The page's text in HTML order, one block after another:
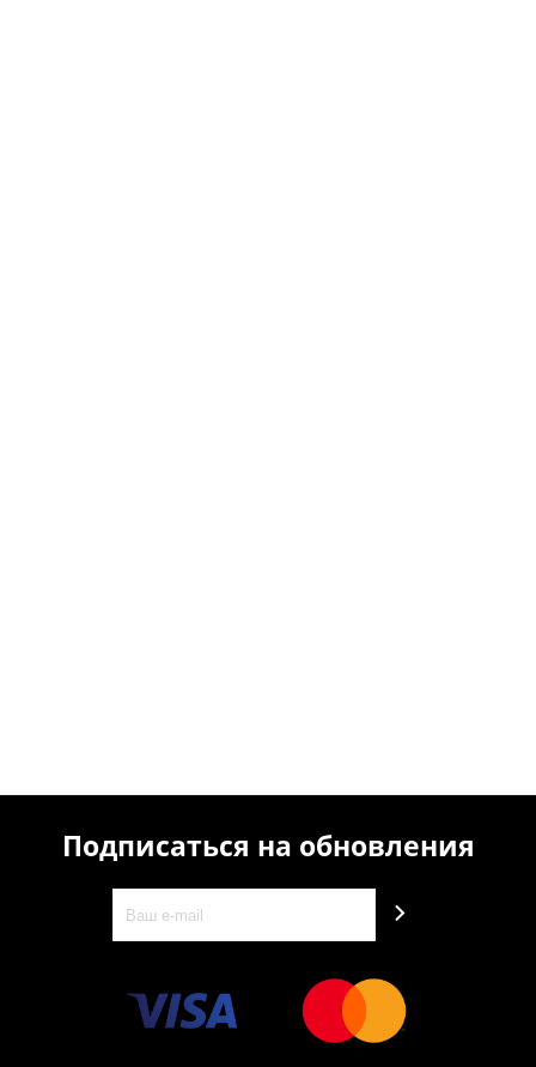
Подписаться на обновления